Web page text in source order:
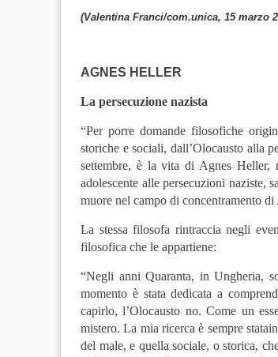
(Valentina Franci/com.unica, 15 marzo
AGNES HELLER
La persecuzione nazista
“Per porre domande filosofiche
storiche e sociali, dall’Olocausto alla
settembre, è la vita di Agnes
adolescente alle persecuzioni naziste,
muore nel campo di concentramento
La stessa filosofa rintraccia negli
filosofica che le appartiene:
“Negli anni Quaranta, in Ungheria,
momento è stata dedicata a
capirlo, l’Olocausto no. Come un
mistero. La mia ricerca è sempre
del male, e quella sociale, o storica,